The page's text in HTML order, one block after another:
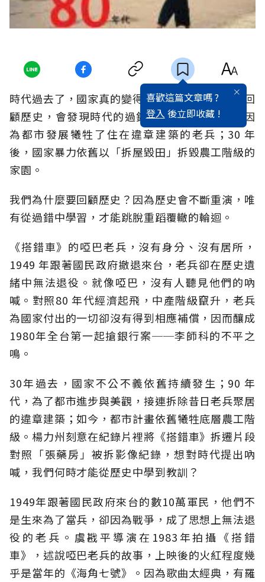
喜歡這篇文章嗎 ?
登入 後立即收藏 !
時代過去了，國家真的變得更美好了嗎？當我們回
顧歷史，會發現時代的過錯不斷上演，30 年前因
為都市發展犧牲了住在違章建築的老兵；30 年
後，國家暴力依舊以「拆屋毀田」拆毀農工階級的
家園。
我們為什麼要回顧歷史？因為歷史會不斷重演，唯
有從過錯中學習，才能跳脫重蹈覆轍的輪迴。
《搭錯車》的啞巴老兵，沒有身分、沒有居所，
1949 年跟著國民政府撤退來台，老兵卻在歷史遺
緒中無法退役。就像啞巴，沒有人聽見他們的吶
喊。對照80 年代經濟起飛，中產階級竄升，老兵
為國家付出的一切卻沒有得到相應補償，因而釀成
1980年全台第一起搶銀行案──李師科的不平之
鳴。
30年過去，國家不公不義依舊持續發生；90 年
代，為了都市進步與美觀，接連拆除昔日老兵聚居
的違章建築；如今，都市計畫依舊犧牲底層農工階
級。楊力州刻意在紀錄片裡將《搭錯車》拆遷片段
對照「張藥房」被拆影像紀錄，想對時代提出吶
喊，我們何時才能從歷史中學到教訓？
1949年跟著國民政府來台的數10萬軍民，他們不
是生來為了當兵，卻因為戰爭，成了思想上無法退
役的老兵。虞戡平導演在1983年拍攝《搭錯
車》，述說啞巴老兵的故事，上映後的火紅程度幾
乎是當年的《海角七號》。因為歌曲太經典，有羅